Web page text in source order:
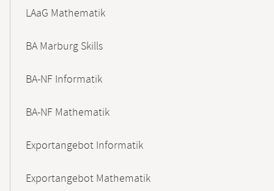
LAaG Mathematik
BA Marburg Skills
BA-NF Informatik
BA-NF Mathematik
Exportangebot Informatik
Exportangebot Mathematik